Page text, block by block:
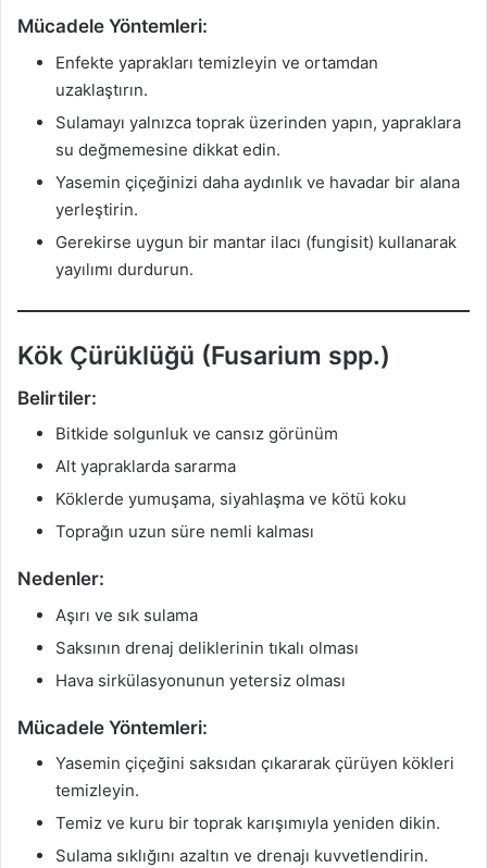
Mücadele Yöntemleri:
Enfekte yaprakları temizleyin ve ortamdan
uzaklaştırın.
Sulamayı yalnızca toprak üzerinden yapın, yapraklara
su değmemesine dikkat edin.
Yasemin çiçeğinizi daha aydınlık ve havadar bir alana
yerleştirin.
Gerekirse uygun bir mantar ilacı (fungisit) kullanarak
yayılımı durdurun.
Kök Çürüklüğü (Fusarium spp.)
Belirtiler:
Bitkide solgunluk ve cansız görünüm
Alt yapraklarda sararma
Köklerde yumuşama, siyahlaşma ve kötü koku
Toprağın uzun süre nemli kalması
Nedenler:
Aşırı ve sık sulama
Saksının drenaj deliklerinin tıkalı olması
Hava sirkülasyonunun yetersiz olması
Mücadele Yöntemleri:
Yasemin çiçeğini saksıdan çıkararak çürüyen kökleri
temizleyin.
Temiz ve kuru bir toprak karışımıyla yeniden dikin.
Sulama sıklığını azaltın ve drenajı kuvvetlendirin.